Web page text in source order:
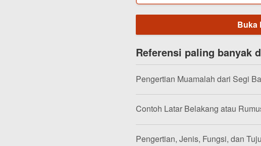
Buka
Referensi paling banyak
Pengertian Muamalah dari Segi
Contoh Latar Belakang atau
Pengertian, Jenis, Fungsi, dan